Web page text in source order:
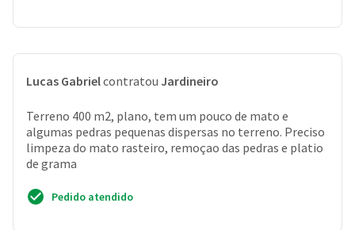
Lucas Gabrielcontratou Jardineiro
Terreno 400 m2, plano, tem um pouco de mato e
algumas pedras pequenas dispersas no terreno. Preciso
limpeza do mato rasteiro, remoçao das pedras e platio
de grama
Pedido atendido